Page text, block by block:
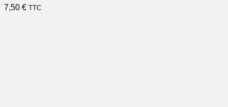
7,50 € TTC